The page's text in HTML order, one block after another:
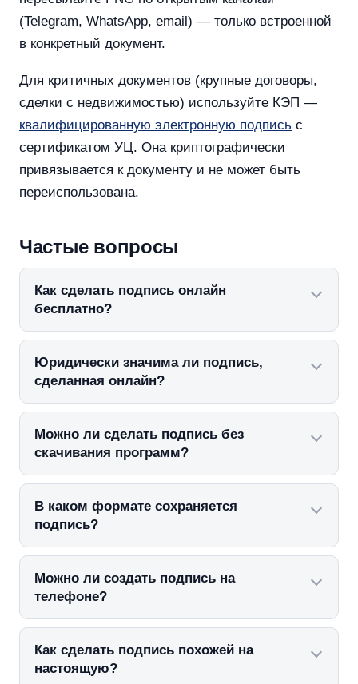
(Telegram, WhatsApp, email) — только встроенной
в конкретный документ.
Для критичных документов (крупные договоры,
сделки с недвижимостью) используйте КЭП —
квалифицированную электронную подпись с
сертификатом УЦ. Она криптографически
привязывается к документу и не может быть
переиспользована.
Частые вопросы
Как сделать подпись онлайн
бесплатно?
Юридически значима ли подпись,
сделанная онлайн?
Можно ли сделать подпись без
скачивания программ?
В каком формате сохраняется
подпись?
Можно ли создать подпись на
телефоне?
Как сделать подпись похожей на
настоящую?